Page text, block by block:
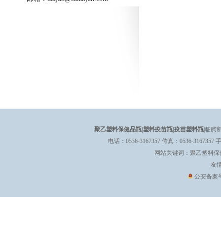
聚乙塑料保健品瓶| 塑料疫苗瓶| 疫苗塑料瓶|临朐
电话：0536-3167357 传真：0536-3167357
网站关键词： 聚乙塑料保
友
公安备案